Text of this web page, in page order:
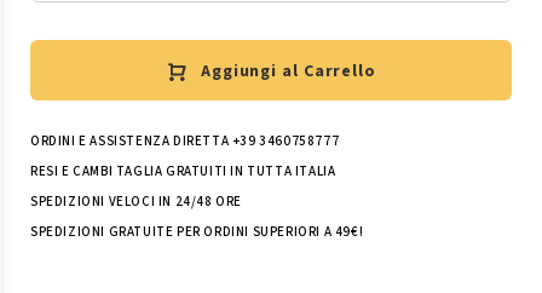
Aggiungi al Carrello
ORDINI E ASSISTENZA DIRETTA +39 3460758777
RESI E CAMBI TAGLIA GRATUITI IN TUTTA ITALIA
SPEDIZIONI VELOCI IN 24/48 ORE
SPEDIZIONI GRATUITE PER ORDINI SUPERIORI A 49€!